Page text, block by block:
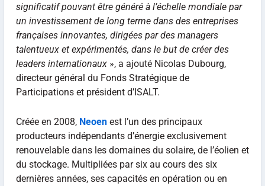
significatif pouvant être généré à l’échelle mondiale par
un investissement de long terme dans des entreprises
françaises innovantes, dirigées par des managers
talentueux et expérimentés, dans le but de créer des
leaders internationaux», a ajouté Nicolas Dubourg,
directeur général du Fonds Stratégique de
Participations et président d’ISALT.
Créée en 2008, Neoen est l’un des principaux
producteurs indépendants d’énergie exclusivement
renouvelable dans les domaines du solaire, de l’éolien et
du stockage. Multipliées par six au cours des six
dernières années, ses capacités en opération ou en